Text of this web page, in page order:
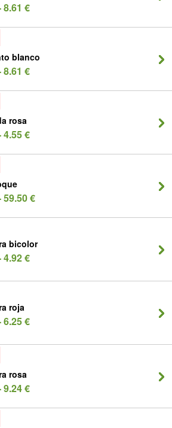
8.61 €
blanco
8.61 €
rosa
4.55 €
59.50 €
bicolor
4.92 €
roja
6.25 €
rosa
9.24 €